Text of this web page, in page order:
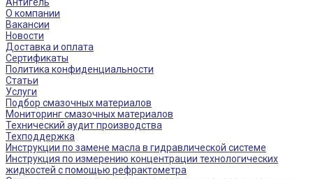
О компании
Вакансии
Новости
Доставка и оплата
Сертификаты
Политика конфиденциальности
Статьи
Услуги
Подбор смазочных материалов
Мониторинг смазочных материалов
Технический аудит производства
Техподдержка
Инструкции по замене масла в гидравлической системе
Инструкция по измерению концентрации технологических
жидкостей с помощью рефрактометра